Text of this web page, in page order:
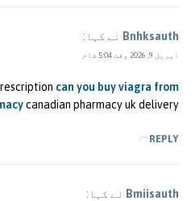
Bnhksauth نے کہا:
اپریل 9, 2026 وقت 5:04 شام
can you buy viagra from
canadian pharmacy uk delivery
REPLY
Bmiisauth نے کہا: